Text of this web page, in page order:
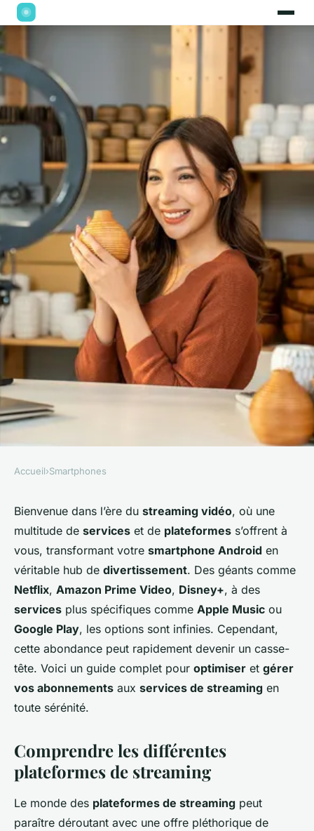
SMARTPHONES
Quels sont les meilleurs
conseils pour gérer vos
abonnements aux services de
streaming sur un smartphone
Android?
Accueil›Smartphones
Bienvenue dans l’ère du streaming vidéo, où une
multitude de services et de plateformes s’offrent à
vous, transformant votre smartphone Android en
véritable hub de divertissement. Des géants comme
Netflix, Amazon Prime Video, Disney+, à des
services plus spécifiques comme Apple Music ou
Google Play, les options sont infinies. Cependant,
cette abondance peut rapidement devenir un casse-
tête. Voici un guide complet pour optimiser et gérer
vos abonnements aux services de streaming en
toute sérénité.
Comprendre les différentes
plateformes de streaming
Le monde des plateformes de streaming peut
paraître déroutant avec une offre pléthorique de